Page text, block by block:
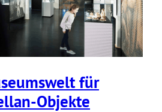
für
Objekte